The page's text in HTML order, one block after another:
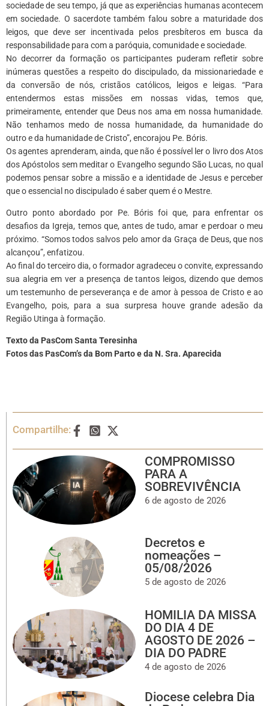
sociedade de seu tempo, já que as experiências humanas acontecem
em sociedade. O sacerdote também falou sobre a maturidade dos
leigos, que deve ser incentivada pelos presbíteros em busca da
responsabilidade para com a paróquia, comunidade e sociedade.
No decorrer da formação os participantes puderam refletir sobre
inúmeras questões a respeito do discipulado, da missionariedade e
da conversão de nós, cristãos católicos, leigos e leigas. “Para
entendermos estas missões em nossas vidas, temos que,
primeiramente, entender que Deus nos ama em nossa humanidade.
Não tenhamos medo de nossa humanidade, da humanidade do
outro e da humanidade de Cristo”, encorajou Pe. Bóris.
Os agentes aprenderam, ainda, que não é possível ler o livro dos Atos
dos Apóstolos sem meditar o Evangelho segundo São Lucas, no qual
podemos pensar sobre a missão e a identidade de Jesus e perceber
que o essencial no discipulado é saber quem é o Mestre.
Outro ponto abordado por Pe. Bóris foi que, para enfrentar os
desafios da Igreja, temos que, antes de tudo, amar e perdoar o meu
próximo. “Somos todos salvos pelo amor da Graça de Deus, que nos
alcançou”, enfatizou.
Ao final do terceiro dia, o formador agradeceu o convite, expressando
sua alegria em ver a presença de tantos leigos, dizendo que demos
um testemunho de perseverança e de amor à pessoa de Cristo e ao
Evangelho, pois, para a sua surpresa houve grande adesão da
Região Utinga à formação.
Texto da PasCom Santa Teresinha
Fotos das PasCom’s da Bom Parto e da N. Sra. Aparecida
Compartilhe:
COMPROMISSO
PARA A
SOBREVIVÊNCIA
6 de agosto de 2026
Decretos e
nomeações –
05/08/2026
5 de agosto de 2026
HOMILIA DA MISSA
DO DIA 4 DE
AGOSTO DE 2026 –
DIA DO PADRE
4 de agosto de 2026
Diocese celebra Dia